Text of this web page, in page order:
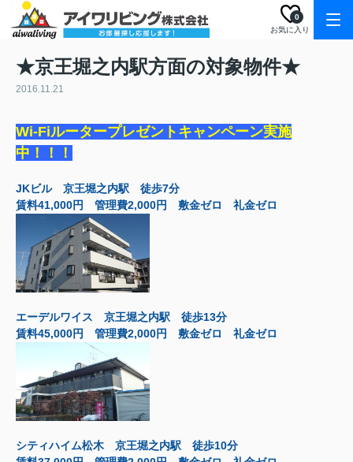
お気に入り
0
★京王堀之内駅方面の対象物件★
2016.11.21
Wi-Fiルータープレゼントキャンペーン実施
中！！！
JKビル 京王堀之内駅 徒歩7分
賃料41,000円 管理費2,000円 敷金ゼロ 礼金ゼロ
エーデルワイス 京王堀之内駅 徒歩13分
賃料45,000円 管理費2,000円 敷金ゼロ 礼金ゼロ
シティハイム松木 京王堀之内駅 徒歩10分